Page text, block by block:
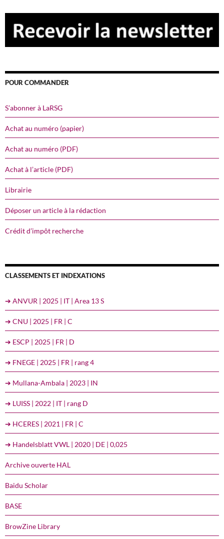
POUR COMMANDER
S’abonner à LaRSG
Achat au numéro (papier)
Achat au numéro (PDF)
Achat à l’article (PDF)
Librairie
Déposer un article à la rédaction
Crédit d’impôt recherche
CLASSEMENTS ET INDEXATIONS
➔ ANVUR | 2025 | IT | Area 13 S
➔ CNU | 2025 | FR | C
➔ ESCP | 2025 | FR | D
➔ FNEGE | 2025 | FR | rang 4
➔ Mullana-Ambala | 2023 | IN
➔ LUISS | 2022 | IT | rang D
➔ HCERES | 2021 | FR | C
➔ Handelsblatt VWL | 2020 | DE | 0,025
Archive ouverte HAL
Baidu Scholar
BASE
BrowZine Library